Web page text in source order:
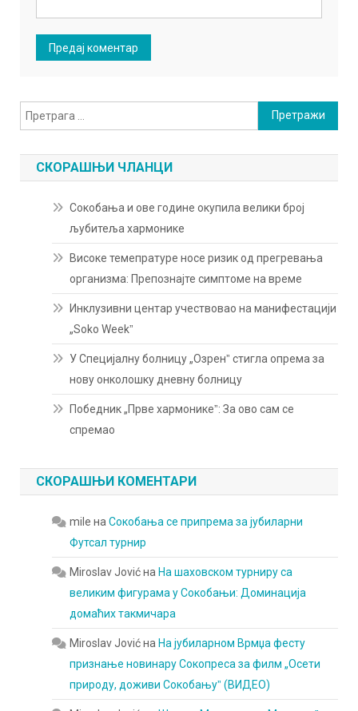
Претрага
за:
СКОРАШЊИ ЧЛАНЦИ
Сокобања и ове године окупила велики број
љубитеља хармонике
Високе темепратуре носе ризик од прегревања
организма: Препознајте симптоме на време
Инклузивни центар учествовао на манифестацији
„Soko Weekˮ
У Специјалну болницу „Озренˮ стигла опрема за
нову онколошку дневну болницу
Победник „Прве хармоникеˮ: За ово сам се
спремао
СКОРАШЊИ КОМЕНТАРИ
mile наСокобања се припрема за јубиларни
Футсал турнир
Miroslav Jovićна На шаховском турниру са
великим фигурама у Сокобањи: Доминација
домаћих такмичара
Miroslav Jovićна На јубиларном Врмџа фесту
признање новинару Сокопреса за филм „Осети
природу, доживи Сокобањуˮ (ВИДЕО)